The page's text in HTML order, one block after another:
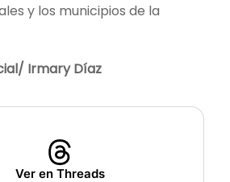
y los municipios de la
Irmary Díaz
Ver en Threads